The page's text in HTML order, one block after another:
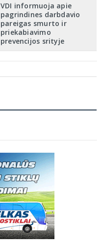
VDI informuoja apie
pagrindines darbdavio
pareigas smurto ir
priekabiavimo
prevencijos srityje